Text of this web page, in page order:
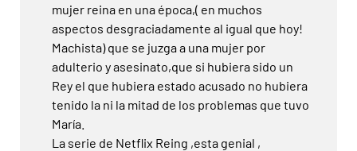
mujer reina en una época,( en muchos
aspectos desgraciadamente al igual que hoy!
Machista) que se juzga a una mujer por
adulterio y asesinato,que si hubiera sido un
Rey el que hubiera estado acusado no hubiera
tenido la ni la mitad de los problemas que tuvo
María.
La serie de Netflix Reing ,esta genial ,